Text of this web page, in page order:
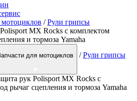
мотоциклов /Рули грипсы
MX Rocks с комплектом
и тормоза Yamaha
для мотоциклов / Рули грипсы
рук Polisport MX Rocks с
рычаг сцепления и тормоза Yamaha